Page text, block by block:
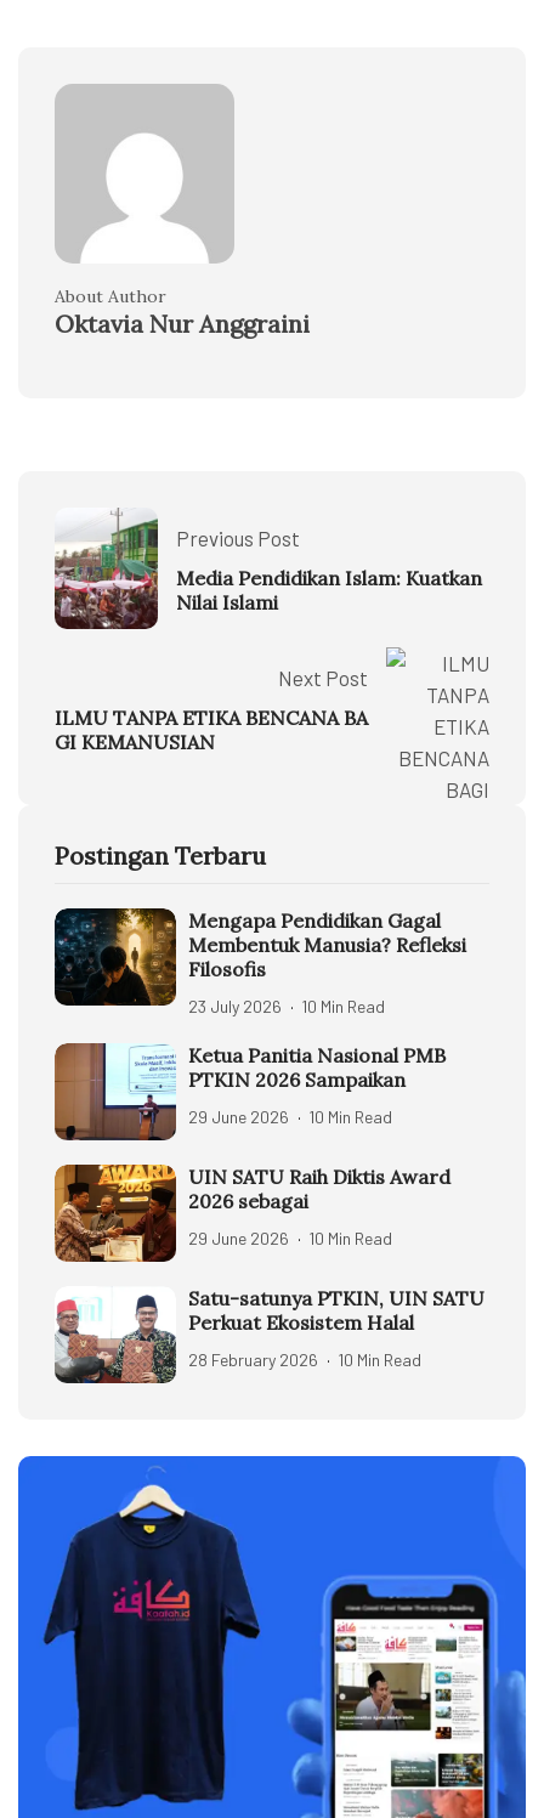
About Author
Oktavia Nur Anggraini
Previous Post
Media Pendidikan Islam: Kuatkan
Nilai Islami
Next Post
ILMU TANPA ETIKA BENCANA BA
GI KEMANUSIAN
Postingan Terbaru
Mengapa Pendidikan Gagal
Membentuk Manusia? Refleksi
Filosofis
23 July 2026 10 Min Read
Ketua Panitia Nasional PMB
PTKIN 2026 Sampaikan
29 June 2026 10 Min Read
UIN SATU Raih Diktis Award
2026 sebagai
29 June 2026 10 Min Read
Satu-satunya PTKIN, UIN SATU
Perkuat Ekosistem Halal
28 February 2026 10 Min Read